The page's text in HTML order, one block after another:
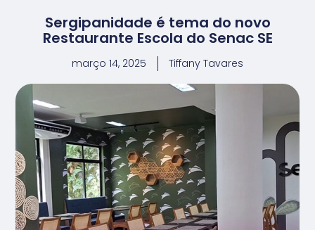
Sergipanidade é tema do novo
Restaurante Escola do Senac SE
março 14, 2025 Tiffany Tavares